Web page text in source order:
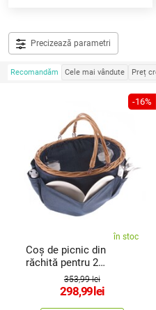
Precizează parametri
Recomandăm Cele mai vândute Preț
-16%
în stoc
Coș de picnic din
răchită pentru 2
persoane cutermobox ,
40 x 30 x 21 cm, 2,17 kg
353,99 lei
298,99 lei